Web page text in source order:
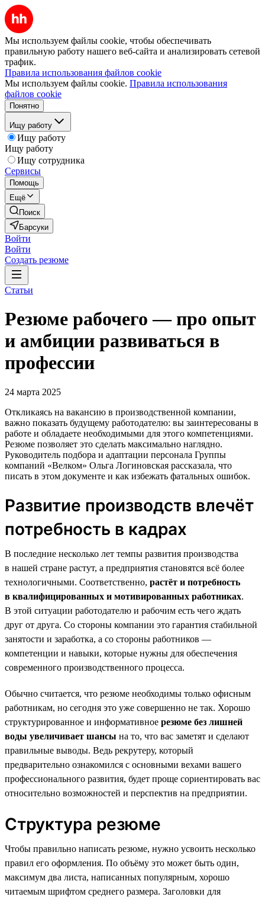
Мы используем файлы cookie, чтобы обеспечивать
правильную работу нашего веб-сайта и анализировать сетевой
трафик.
Правила использования файлов cookie
Мы используем файлы cookie. Правила использования
файлов cookie
Понятно
Ищу работу
Ищу работу
Ищу работу
Ищу сотрудника
Сервисы
Помощь
Ещё
Поиск
Барсуки
Войти
Войти
Создать резюме
Статьи
Резюме рабочего — про опыт
и амбиции развиваться в
профессии
24 марта 2025
Откликаясь на вакансию в производственной компании,
важно показать будущему работодателю: вы заинтересованы в
работе и обладаете необходимыми для этого компетенциями.
Резюме позволяет это сделать максимально наглядно.
Руководитель подбора и адаптации персонала Группы
компаний «Велком» Ольга Логиновская рассказала, что
писать в этом документе и как избежать фатальных ошибок.
Развитие производств влечёт
потребность в кадрах
В последние несколько лет темпы развития производства
в нашей стране растут, а предприятия становятся всё более
технологичными. Соответственно, растёт и потребность
в квалифицированных и мотивированных работниках.
В этой ситуации работодателю и рабочим есть чего ждать
друг от друга. Со стороны компании это гарантия стабильной
занятости и заработка, а со стороны работников —
компетенции и навыки, которые нужны для обеспечения
современного производственного процесса.
Обычно считается, что резюме необходимы только офисным
работникам, но сегодня это уже совершенно не так. Хорошо
структурированное и информативное резюме без лишней
воды увеличивает шансы на то, что вас заметят и сделают
правильные выводы. Ведь рекрутеру, который
предварительно ознакомился с основными вехами вашего
профессионального развития, будет проще сориентировать вас
относительно возможностей и перспектив на предприятии.
Структура резюме
Чтобы правильно написать резюме, нужно усвоить несколько
правил его оформления. По объёму это может быть один,
максимум два листа, написанных популярным, хорошо
читаемым шрифтом среднего размера. Заголовки для